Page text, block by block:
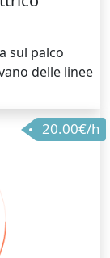
sul palco
delle linee
a livello
20.00€/h